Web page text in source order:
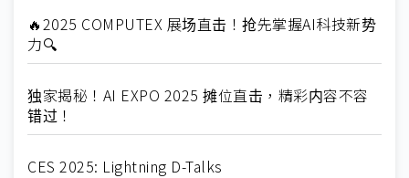
🔥2025 COMPUTEX 展场直击！抢先掌握AI科技新势
力🔍
独家揭秘！AI EXPO 2025 摊位直击，精彩内容不容
错过！
CES 2025: Lightning D-Talks